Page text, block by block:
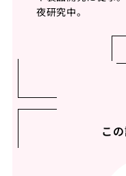
夜研究中。
こ